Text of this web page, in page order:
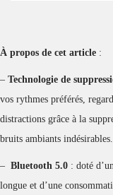
À propos de cet article :
– Technologie de
vos rythmes préférés,
distractions grâce à la
bruits ambiants indésirables.
– Bluetooth 5.0 : doté
longue et d’une